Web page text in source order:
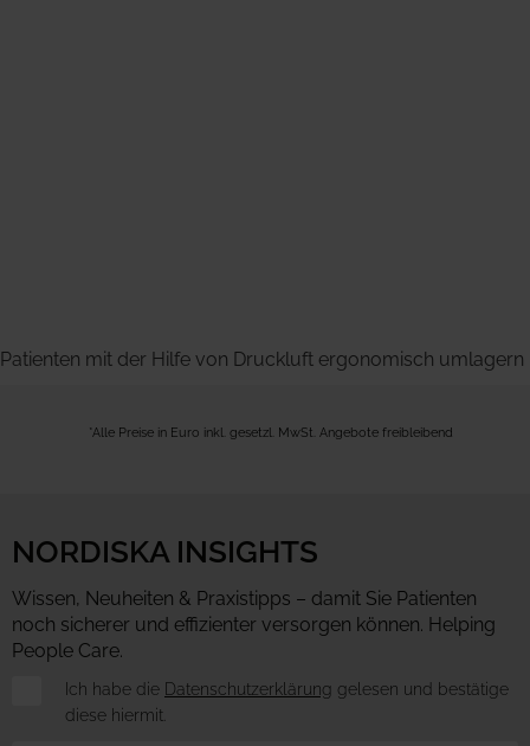
Patienten mit der Hilfe von Druckluft ergonomisch umlagern
*Alle Preise in Euro inkl. gesetzl. MwSt. Angebote freibleibend
NORDISKA INSIGHTS
Wissen, Neuheiten & Praxistipps – damit Sie Patienten
noch sicherer und effizienter versorgen können. Helping
People Care.
NewsletterIch habe die Datenschutzerklärung gelesen und bestätige
diese hiermit.